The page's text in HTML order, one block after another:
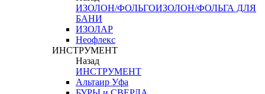
ИЗОЛОН/ФОЛЬГОИЗОЛОН/ФОЛЬГА ДЛЯ
БАНИ
ИЗОЛАР
Неофлекс
ИНСТРУМЕНТ
Назад
ИНСТРУМЕНТ
Альтаир Уфа